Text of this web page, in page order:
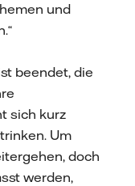
und
beendet, die
sich kurz
Um
doch
werden,